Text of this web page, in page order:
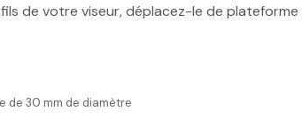
de votre viseur, déplacez-le de
de 30 mm de diamètre